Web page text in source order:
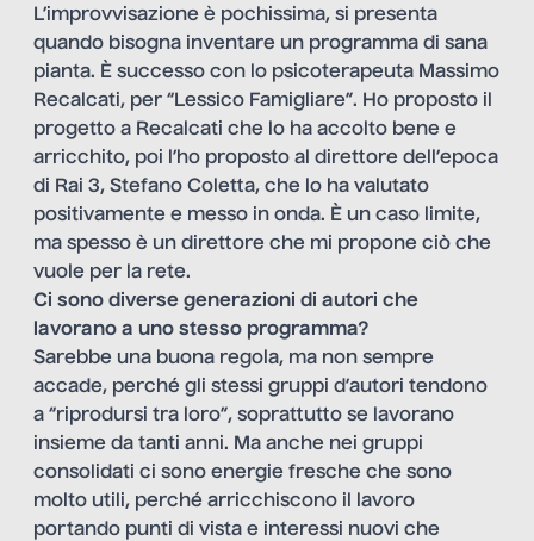
L’improvvisazione è pochissima, si presenta
quando bisogna inventare un programma di sana
pianta. È successo con lo psicoterapeuta Massimo
Recalcati, per “Lessico Famigliare”. Ho proposto il
progetto a Recalcati che lo ha accolto bene e
arricchito, poi l’ho proposto al direttore dell’epoca
di Rai 3, Stefano Coletta, che lo ha valutato
positivamente e messo in onda. È un caso limite,
ma spesso è un direttore che mi propone ciò che
vuole per la rete.
Ci sono diverse generazioni di autori che
lavorano a uno stesso programma?
Sarebbe una buona regola, ma non sempre
accade, perché gli stessi gruppi d’autori tendono
a “riprodursi tra loro”, soprattutto se lavorano
insieme da tanti anni. Ma anche nei gruppi
consolidati ci sono energie fresche che sono
molto utili, perché arricchiscono il lavoro
portando punti di vista e interessi nuovi che